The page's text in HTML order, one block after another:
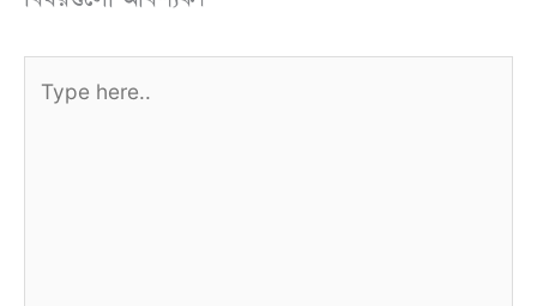
here..